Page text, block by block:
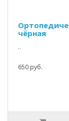
чёрная
..
650 руб.